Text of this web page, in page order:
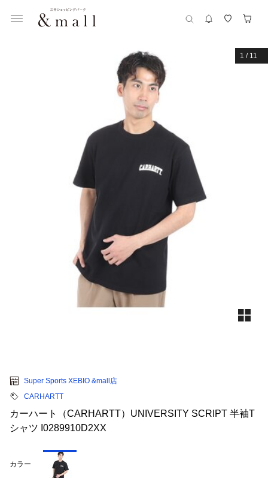
1 / 11
Super Sports XEBIO &mall店
CARHARTT
カーハート（CARHARTT）UNIVERSITY SCRIPT 半袖T
シャツ I0289910D2XX
カラー